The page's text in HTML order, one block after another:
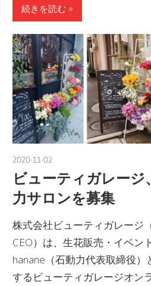
続きを読む
2020-11-02
ビューティガレージ
力サロンを募集
株式会社ビューティガレージ
CEO）は、生花販売・イベン
hanane（石動力代表取締役
するビューティガレージオン